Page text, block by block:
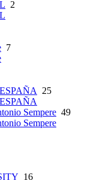
2
7
25
Sempere 49
Sempere
16